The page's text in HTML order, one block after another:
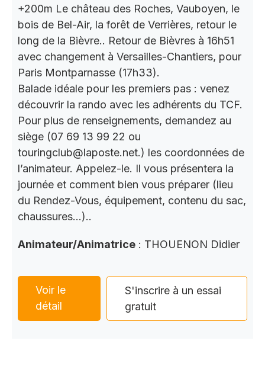
+200m Le château des Roches, Vauboyen, le
bois de Bel-Air, la forêt de Verrières, retour le
long de la Bièvre.. Retour de Bièvres à 16h51
avec changement à Versailles-Chantiers, pour
Paris Montparnasse (17h33).
Balade idéale pour les premiers pas : venez
découvrir la rando avec les adhérents du TCF.
Pour plus de renseignements, demandez au
siège (07 69 13 99 22 ou
touringclub@laposte.net.) les coordonnées de
l’animateur. Appelez-le. Il vous présentera la
journée et comment bien vous préparer (lieu
du Rendez-Vous, équipement, contenu du sac,
chaussures…)..
Animateur/Animatrice : THOUENON Didier
Voir le
détail
S'inscrire à un essai
gratuit